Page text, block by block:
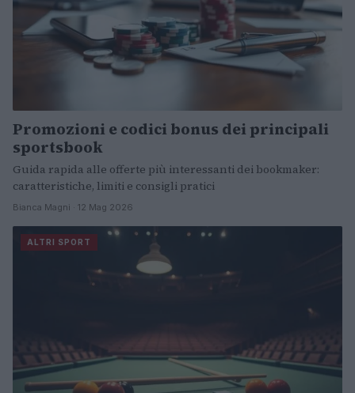
Promozioni e codici bonus dei principali
sportsbook
Guida rapida alle offerte più interessanti dei bookmaker:
caratteristiche, limiti e consigli pratici
Bianca Magni · 12 Mag 2026
ALTRI SPORT